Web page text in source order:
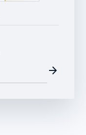
arrow_forward